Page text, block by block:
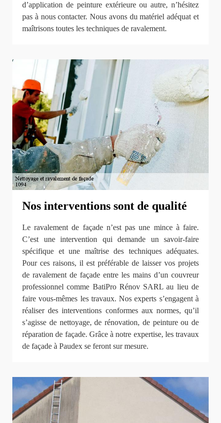
d’application de peinture extérieure ou autre, n’hésitez
pas à nous contacter. Nous avons du matériel adéquat et
maîtrisons toutes les techniques de ravalement.
Nos interventions sont de qualité
Le ravalement de façade n’est pas une mince à faire.
C’est une intervention qui demande un savoir-faire
spécifique et une maîtrise des techniques adéquates.
Pour ces raisons, il est préférable de laisser vos projets
de ravalement de façade entre les mains d’un couvreur
professionnel comme BatiPro Rénov SARL au lieu de
faire vous-mêmes les travaux. Nos experts s’engagent à
réaliser des interventions conformes aux normes, qu’il
s’agisse de nettoyage, de rénovation, de peinture ou de
réparation de façade. Grâce à notre expertise, les travaux
de façade à Paudex se feront sur mesure.